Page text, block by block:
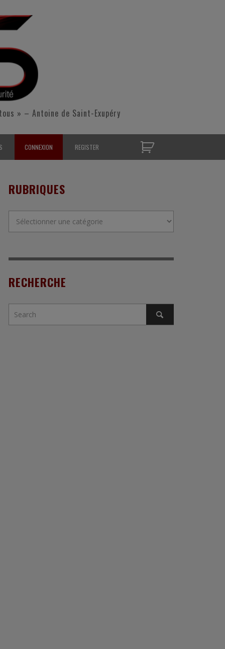
» – Antoine de Saint-Exupéry
CONTACTER
CONNEXION REGISTER
RUBRIQUES
RECHERCHE